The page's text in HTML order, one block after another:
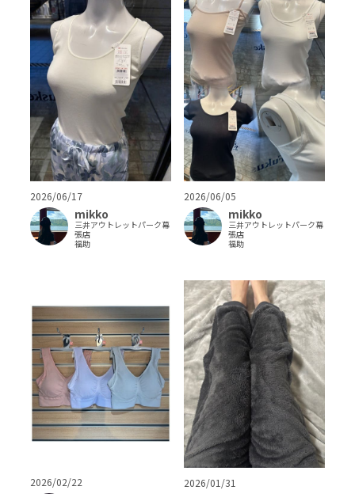
2026/06/17
mikko
三井アウトレットパーク幕
張店
福助
2026/06/05
mikko
三井アウトレットパーク幕
張店
福助
2026/02/22 2026/01/31